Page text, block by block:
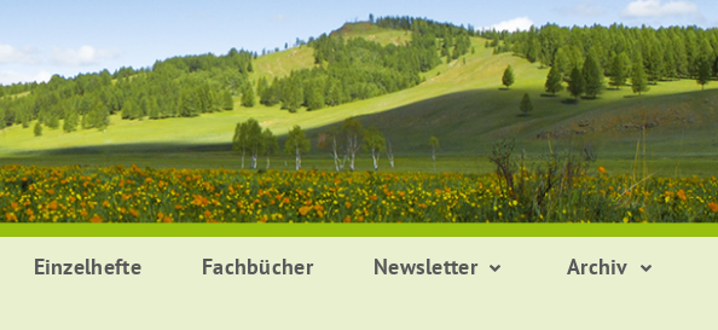
Einzelhefte Fachbücher Newsletter Archiv